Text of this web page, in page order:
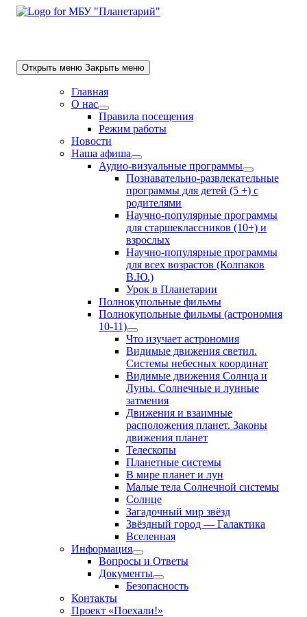
Skip
Открыть меню Закрыть меню
Главная
О нас
Show
sub
menu
Правила посещения
Режим работы
Новости
Наша афиша
Show
sub
menu
Аудио-визуальные программы
Show
sub
menu
Познавательно-развлекательные
программы для детей (5 +) с
родителями
Научно-популярные программы
для старшеклассников (10+) и
взрослых
Научно-популярные программы
для всех возрастов (Колпаков
В.Ю.)
Урок в Планетарии
Полнокупольные фильмы
Полнокупольные фильмы (астрономия
10-11)
Show
sub
menu
Что изучает астрономия
Видимые движения светил.
Системы небесных координат
Видимые движения Солнца и
Луны. Солнечные и лунные
затмения
Движения и взаимные
расположения планет. Законы
движения планет
Телескопы
Планетные системы
В мире планет и лун
Малые тела Солнечной системы
Солнце
Загадочный мир звёзд
Звёздный город — Галактика
Вселенная
Информация
Show
sub
menu
Вопросы и Ответы
Документы
Show
sub
Безопасность
Контакты
Проект «Поехали!»